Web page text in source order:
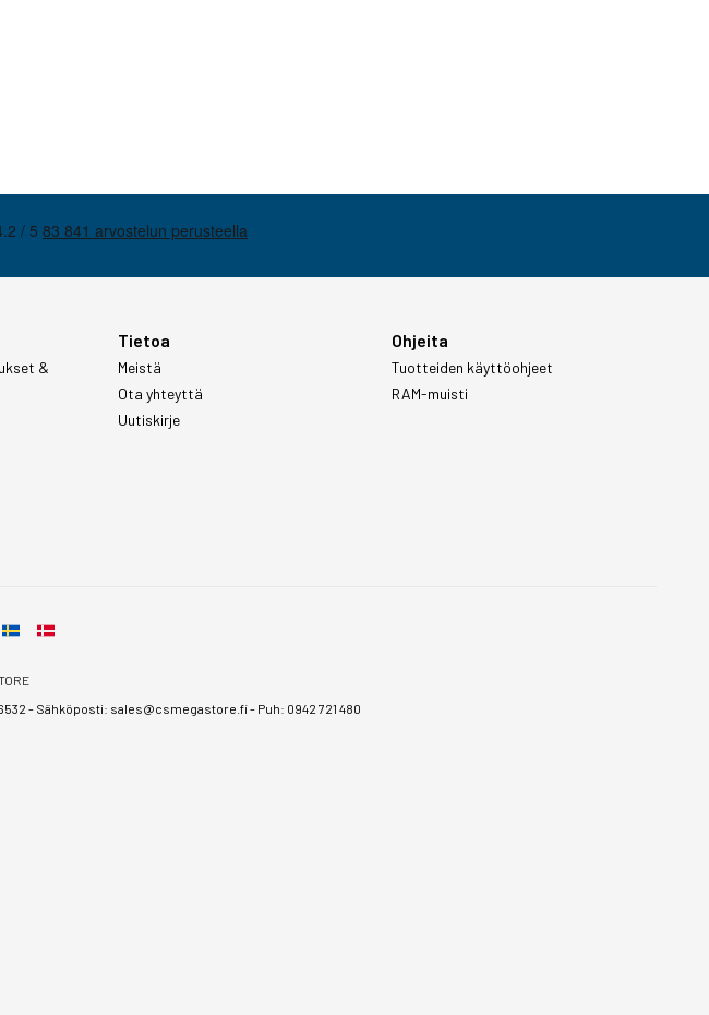
&
Tietoa
Meistä
Ota yhteyttä
Uutiskirje
Ohjeita
Tuotteiden käyttöohjeet
RAM-muisti
- Sähköposti: sales@csmegastore.fi- Puh: 0942 721 480